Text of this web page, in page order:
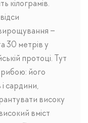
кілограмів.
–
30 метрів у
протоці. Тут
його
сардини,
високу
вміст